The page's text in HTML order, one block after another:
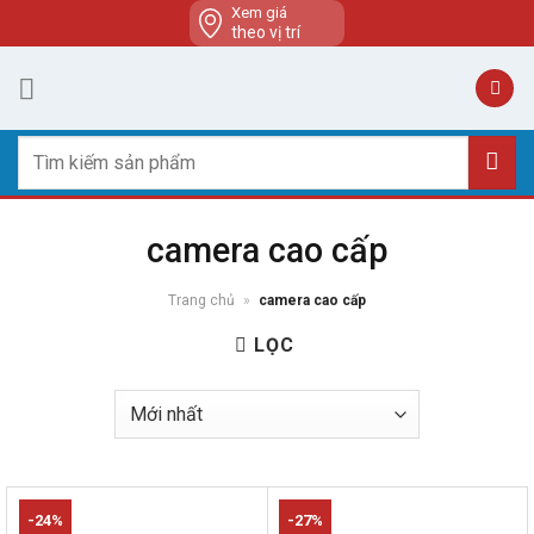
to
content
Xem giá
theo vị trí
kiếm:
camera cao cấp
Trang chủ » camera cao cấp
LỌC
-24% -27%